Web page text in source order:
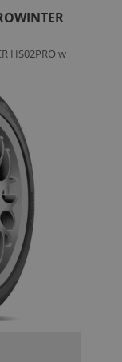
HS02PRO w